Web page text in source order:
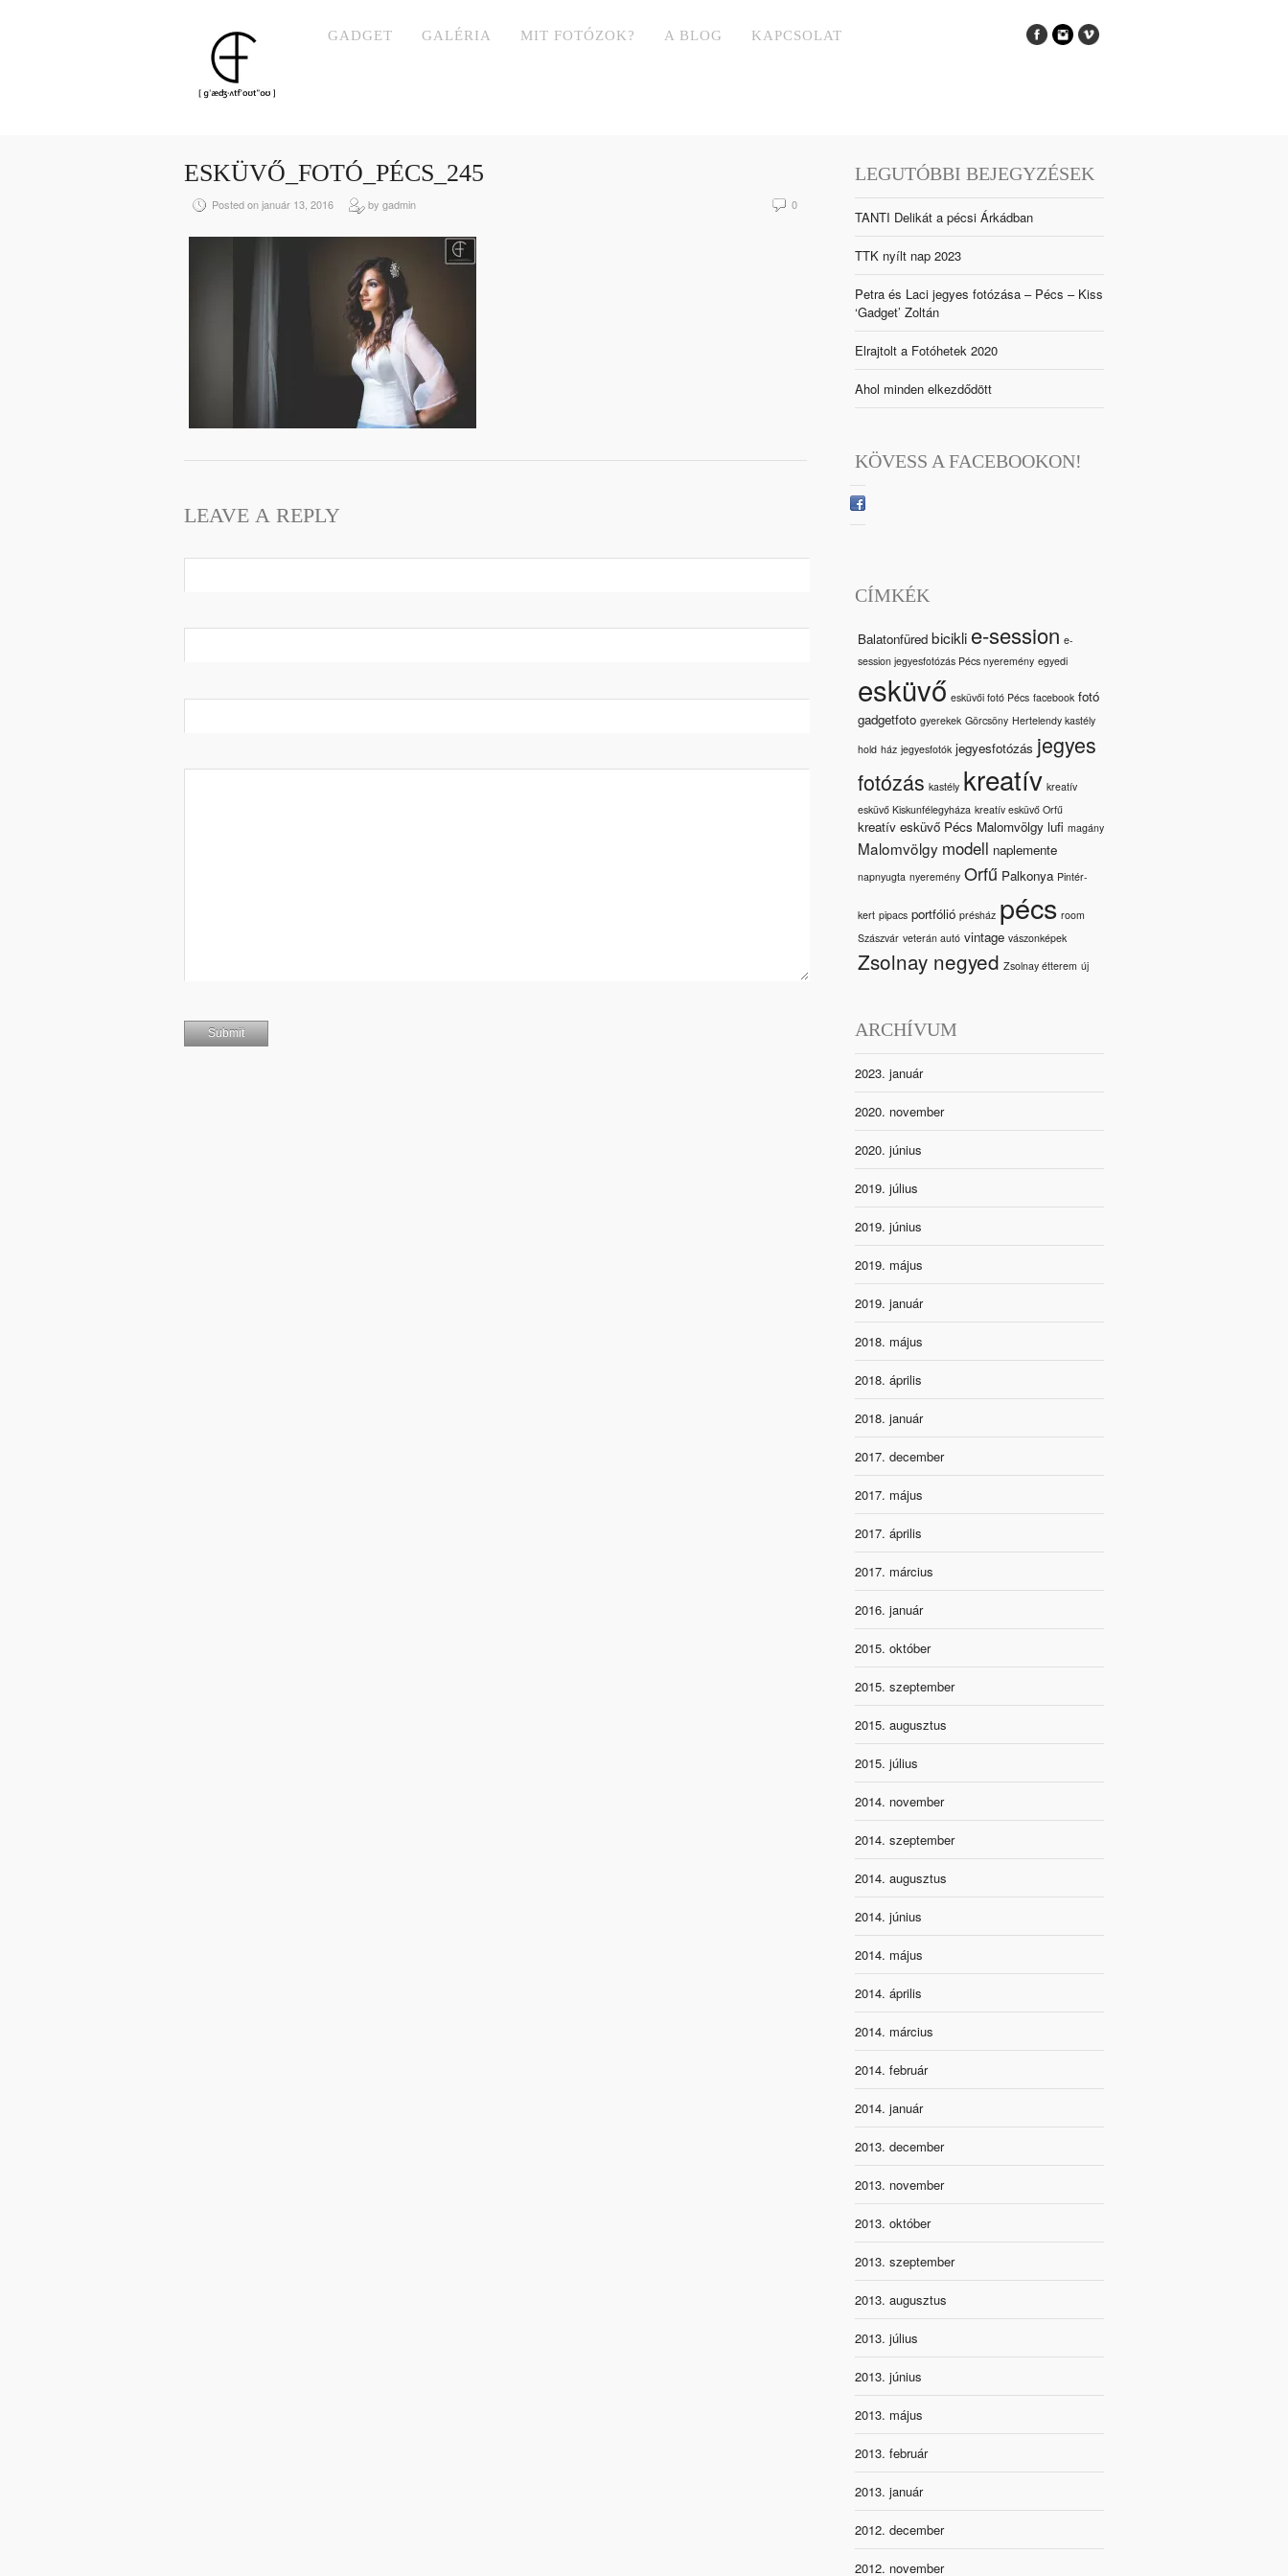
GADGET GALÉRIA MIT FOTÓZOK? A BLOG KAPCSOLAT
ESKÜVŐ_FOTÓ_PÉCS_245
Posted on január 13, 2016 by gadmin 0
LEAVE A REPLY
LEGUTÓBBI BEJEGYZÉSEK
TANTI Delikát a pécsi Árkádban
TTK nyílt nap 2023
Petra és Laci jegyes fotózása – Pécs – Kiss
‘Gadget’ Zoltán
Elrajtolt a Fotóhetek 2020
Ahol minden elkezdődött
KÖVESS A FACEBOOKON!
CÍMKÉK
Balatonfüred bicikli e-session e-
session jegyesfotózás Pécs nyeremény egyedi
esküvő esküvői fotó Pécs facebook fotó
gadgetfoto gyerekek Görcsöny Hertelendy kastély
hold ház jegyesfotók jegyesfotózás jegyes
fotózás kastély kreatív kreatív
esküvő Kiskunfélegyháza kreatív esküvő Orfű
kreatív esküvő Pécs Malomvölgy lufi magány
Malomvölgy modell naplemente
napnyugta nyeremény Orfű Palkonya Pintér-
kert pipacs portfólió présház pécs room
Szászvár veterán autó vintage vászonképek
Zsolnay negyed Zsolnay étterem új
ARCHÍVUM
2023. január
2020. november
2020. június
2019. július
2019. június
2019. május
2019. január
2018. május
2018. április
2018. január
2017. december
2017. május
2017. április
2017. március
2016. január
2015. október
2015. szeptember
2015. augusztus
2015. július
2014. november
2014. szeptember
2014. augusztus
2014. június
2014. május
2014. április
2014. március
2014. február
2014. január
2013. december
2013. november
2013. október
2013. szeptember
2013. augusztus
2013. július
2013. június
2013. május
2013. február
2013. január
2012. december
2012. november